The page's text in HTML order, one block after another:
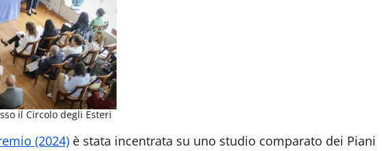
il Circolo degli Esteri
(2024) è stata incentrata su uno studio comparato dei Piani